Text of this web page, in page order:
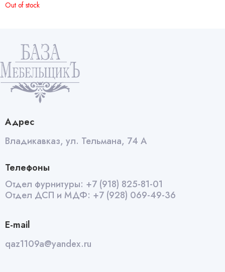
Out of stock
Адрес
Владикавказ, ул. Тельмана, 74 А
Телефоны
Отдел фурнитуры: +7 (918) 825-81-01
Отдел ДСП и МДФ: +7 (928) 069-49-36
E-mail
qaz1109a@yandex.ru